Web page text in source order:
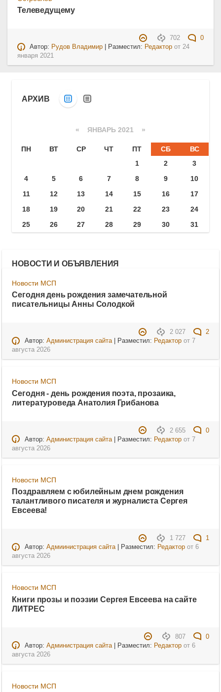
Телеведущему
702
0
Автор: Рудов Владимир | Разместил: Редактор от24
января 2021
АРХИВ
« ЯНВАРЬ 2021 »
ПН ВТ СР ЧТ ПТ СБ
ВС
1
2
3
4
5 6 7 8 9
10
11
12 13 14 15 16
17
18
19 20 21 22 23
24
25
26 27 28 29 30 31
НОВОСТИ И ОБЪЯВЛЕНИЯ
Новости МСП
Сегодня день рождения замечательной
писательницы Анны Солодкой
2 027
2
Автор: Администрация сайта| Разместил: Редакторот 7
августа 2026
Новости МСП
Сегодня - день рождения поэта, прозаика,
литературоведа Анатолия Грибанова
2 655
0
Автор: Администрация сайта| Разместил: Редакторот 7
августа 2026
Новости МСП
Поздравляем с юбилейным днем рождения
талантливого писателя и журналиста Сергея
Евсеева!
1 727
1
Автор: Адмиинистрация сайта| Разместил: Редакторот 6
августа 2026
Новости МСП
Книги прозы и поэзии Сергея Евсеева на сайте
ЛИТРЕС
807
0
Автор: Администрация сайта| Разместил: Редакторот 6
августа 2026
Новости МСП